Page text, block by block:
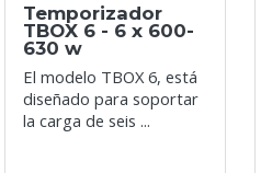
Temporizador
TBOX 6 - 6 x 600-
630 w
El modelo TBOX 6, está
diseñado para soportar
la carga de seis ...